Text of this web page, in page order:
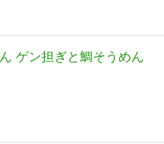
ゲン担ぎと鯛そうめん